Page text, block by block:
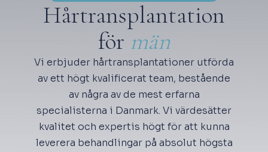
Hårtransplantation
för män
Vi erbjuder hårtransplantationer utförda
av ett högt kvalificerat team, bestående
av några av de mest erfarna
specialisterna i Danmark. Vi värdesätter
kvalitet och expertis högt för att kunna
leverera behandlingar på absolut högsta